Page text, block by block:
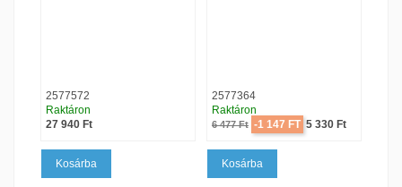
2577572
Raktáron
Ár
27 940 Ft
Kosárba
2577364
Raktáron
Regular price
6 477 Ft -1 147 FT Ár
5 330 Ft
Kosárba